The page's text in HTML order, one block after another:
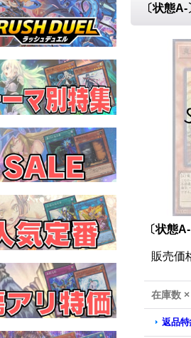
〔状態
〔状態
販売価
在庫数 ×
返品